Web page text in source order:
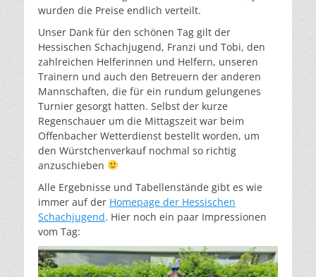
wurden die Preise endlich verteilt.
Unser Dank für den schönen Tag gilt der
Hessischen Schachjugend, Franzi und Tobi, den
zahlreichen Helferinnen und Helfern, unseren
Trainern und auch den Betreuern der anderen
Mannschaften, die für ein rundum gelungenes
Turnier gesorgt hatten. Selbst der kurze
Regenschauer um die Mittagszeit war beim
Offenbacher Wetterdienst bestellt worden, um
den Würstchenverkauf nochmal so richtig
anzuschieben
Alle Ergebnisse und Tabellenstände gibt es wie
immer auf der Homepage der Hessischen
Schachjugend. Hier noch ein paar Impressionen
vom Tag: